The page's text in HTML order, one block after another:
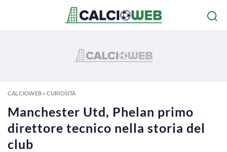
CALCIOWEB» CURIOSITÀ
Manchester Utd, Phelan primo
direttore tecnico nella storia del
club